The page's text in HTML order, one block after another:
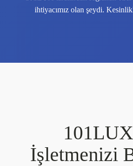
ihtiyacımız olan şeydi.
İşletmenizi